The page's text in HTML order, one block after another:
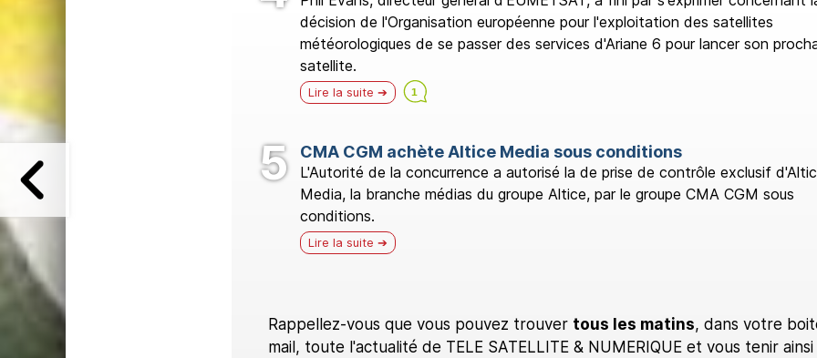
décision de l'Organisation européenne pour l'exploitation des satellites
météorologiques de se passer des services d'Ariane 6 pour lancer son
satellite.
Lire la suite
CMA CGM achète Altice Media sous conditions
L'Autorité de la concurrence a autorisé la de prise de contrôle exclusif
Media, la branche médias du groupe Altice, par le groupe CMA CGM sous
conditions.
Lire la suite
Rappellez-vous que vous pouvez trouver tous les matins, dans votre
mail, toute l'actualité de TELE SATELLITE & NUMERIQUE et vous tenir ainsi